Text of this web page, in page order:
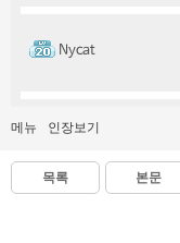
Nycat
메뉴 인장보기
목록 본문